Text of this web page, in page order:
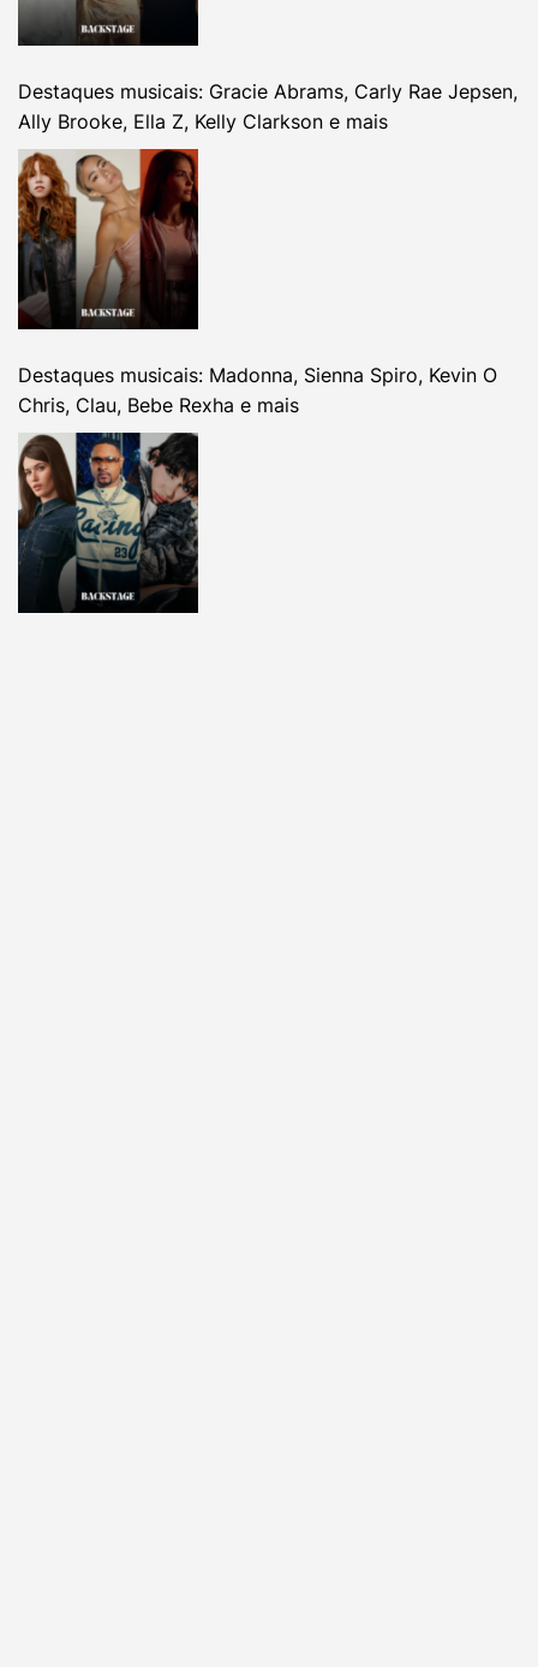
Destaques musicais: Gracie Abrams, Carly Rae Jepsen,
Ally Brooke, Ella Z, Kelly Clarkson e mais
Destaques musicais: Madonna, Sienna Spiro, Kevin O
Chris, Clau, Bebe Rexha e mais